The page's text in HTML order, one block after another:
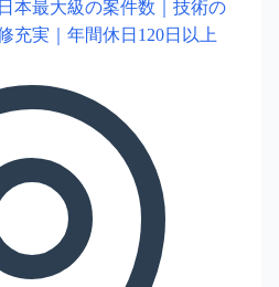
本最大級の案件数｜技術の
充実｜年間休日120日以上